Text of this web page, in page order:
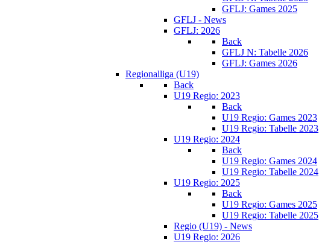
GFLJ: Games 2025
GFLJ - News
GFLJ: 2026
Back
GFLJ N: Tabelle 2026
GFLJ: Games 2026
Regionalliga (U19)
Back
U19 Regio: 2023
Back
U19 Regio: Games 2023
U19 Regio: Tabelle 2023
U19 Regio: 2024
Back
U19 Regio: Games 2024
U19 Regio: Tabelle 2024
U19 Regio: 2025
Back
U19 Regio: Games 2025
U19 Regio: Tabelle 2025
Regio (U19) - News
U19 Regio: 2026